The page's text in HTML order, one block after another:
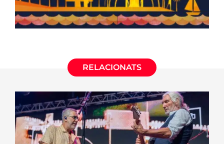
RELACIONATS